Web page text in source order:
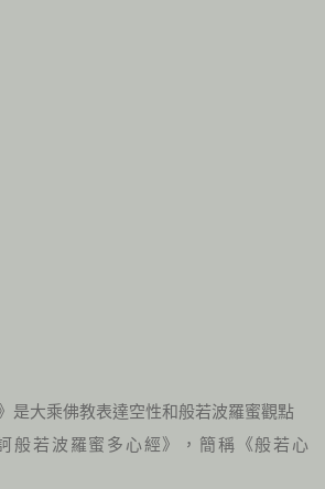
是大乘佛教表達空性和般若波羅蜜觀點
般若波羅蜜多心經》，簡稱《般若心